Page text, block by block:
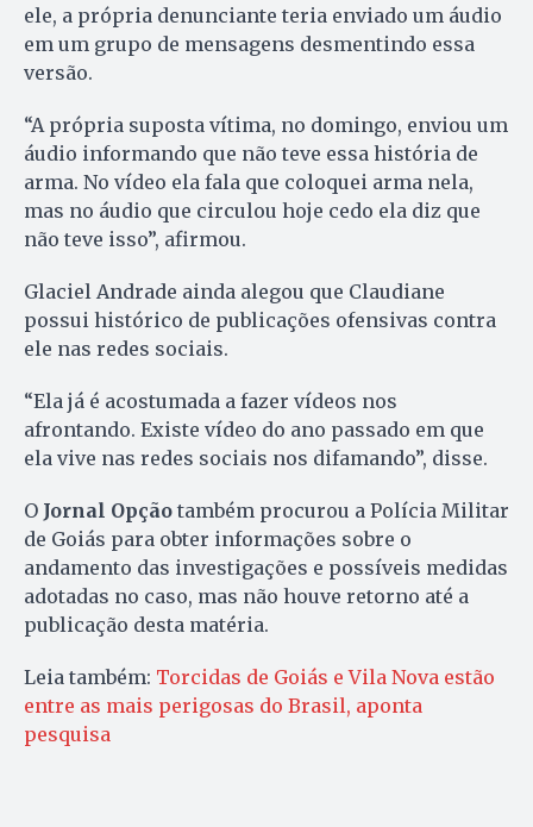
ele, a própria denunciante teria enviado um áudio
em um grupo de mensagens desmentindo essa
versão.
“A própria suposta vítima, no domingo, enviou um
áudio informando que não teve essa história de
arma. No vídeo ela fala que coloquei arma nela,
mas no áudio que circulou hoje cedo ela diz que
não teve isso”, afirmou.
Glaciel Andrade ainda alegou que Claudiane
possui histórico de publicações ofensivas contra
ele nas redes sociais.
“Ela já é acostumada a fazer vídeos nos
afrontando. Existe vídeo do ano passado em que
ela vive nas redes sociais nos difamando”, disse.
O Jornal Opção também procurou a Polícia Militar
de Goiás para obter informações sobre o
andamento das investigações e possíveis medidas
adotadas no caso, mas não houve retorno até a
publicação desta matéria.
Leia também: Torcidas de Goiás e Vila Nova estão
entre as mais perigosas do Brasil, aponta
pesquisa